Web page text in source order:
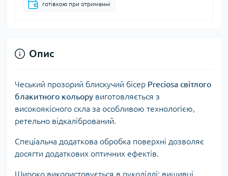
готівкою при отриманні
Опис
Чеський прозорий блискучий бісер Preciosa світлого
блакитного кольору виготовляється з
високоякісного скла за особливою технологією,
ретельно відкалібрований.
Спеціальна додаткова обробка поверхні дозволяє
досягти додаткових оптичних ефектів.